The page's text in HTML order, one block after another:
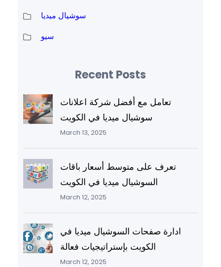
سوشيال ميديا
سيو
Recent Posts
تعامل مع أفضل شركة اعلانات
سوشيال ميديا في الكويت
March 13, 2025
تعرف على متوسط أسعار باقات
السوشيال ميديا في الكويت
March 12, 2025
ادارة صفحات السوشيال ميديا في
الكويت بإستراتيجيات فعالة
March 12, 2025